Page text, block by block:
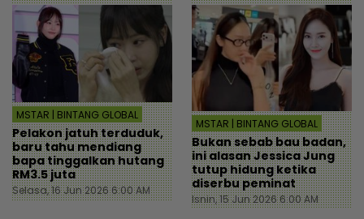
MSTAR | BINTANG GLOBAL
Pelakon jatuh terduduk,
baru tahu mendiang
bapa tinggalkan hutang
RM3.5 juta
Selasa, 16 Jun 2026 6:00 AM
MSTAR | BINTANG GLOBAL
Bukan sebab bau badan,
ini alasan Jessica Jung
tutup hidung ketika
diserbu peminat
Isnin, 15 Jun 2026 6:00 AM